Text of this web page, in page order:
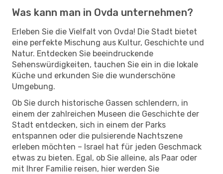
Was kann man in Ovda unternehmen?
Erleben Sie die Vielfalt von Ovda! Die Stadt bietet
eine perfekte Mischung aus Kultur, Geschichte und
Natur. Entdecken Sie beeindruckende
Sehenswürdigkeiten, tauchen Sie ein in die lokale
Küche und erkunden Sie die wunderschöne
Umgebung.
Ob Sie durch historische Gassen schlendern, in
einem der zahlreichen Museen die Geschichte der
Stadt entdecken, sich in einem der Parks
entspannen oder die pulsierende Nachtszene
erleben möchten – Israel hat für jeden Geschmack
etwas zu bieten. Egal, ob Sie alleine, als Paar oder
mit Ihrer Familie reisen, hier werden Sie